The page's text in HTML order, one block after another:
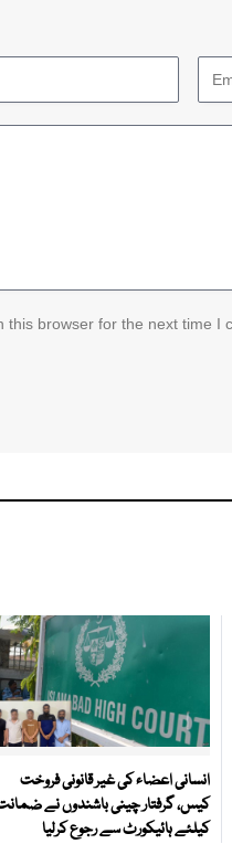
browser for the next time I
انسانی اعضاء کی غیر قانونی فروخت
کیس، گرفتار چینی باشندوں نے
کیلئے ہائیکورٹ سے رجوع کرلیا